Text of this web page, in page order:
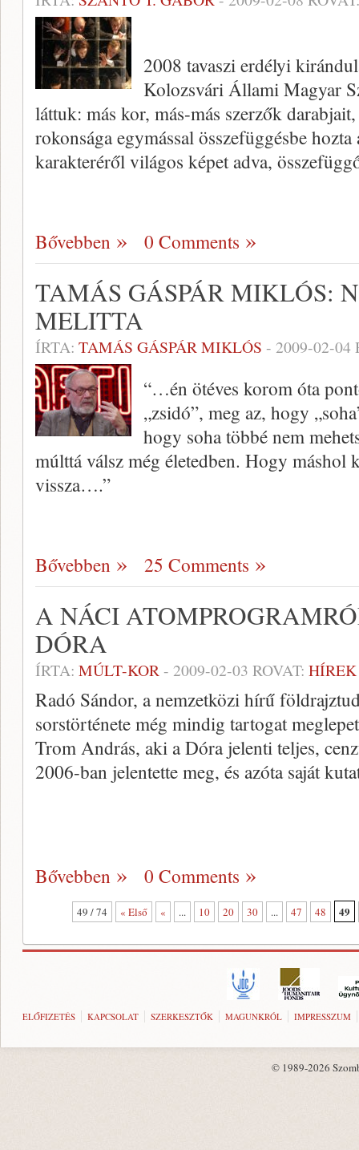
2008 tavaszi erdélyi
Kolozsvári Állami Magyar
láttuk: más kor, más-más szerzők
rokonsága egymással összefüggésbe
karakteréről világos képet adva,
Bővebben 0 Comments
TAMÁS GÁSPÁR MIKLÓS:
MELITTA
ÍRTA: TAMÁS GÁSPÁR MIKLÓS - 2009-02-04
“…én ötéves korom óta
„zsidó”, meg az, hogy
hogy soha többé nem
múlttá válsz még életedben. Hogy máshol
vissza….”
Bővebben 25 Comments
A NÁCI
DÓRA
ÍRTA: MÚLT-KOR- 2009-02-03 ROVAT:
Radó Sándor, a nemzetközi hírű
sorstörténete még mindig tartogat
Trom András, aki a Dóra jelenti teljes,
2006-ban jelentette meg, és azóta saját
Bővebben 0 Comments
49 / 74 « Első « ... 10 20 30 ... 47 48 49
ELŐFIZETÉS KAPCSOLAT SZERKESZTŐK MAGUNKRÓL IMPRESSZUM
© 1989-2026